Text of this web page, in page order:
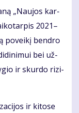
„Nau­jos kar­
2021–
po­vei­kį ben­dro
bei už­
ir skur­do ri­zi­
ir ki­to­se